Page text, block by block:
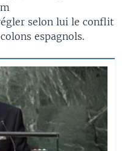
selon lui le conflit
espagnols.